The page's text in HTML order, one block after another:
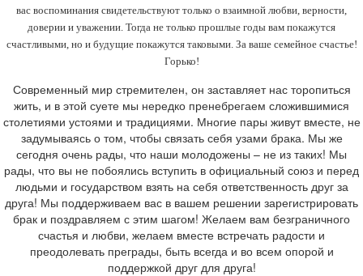
вас воспоминания свидетельствуют только о взаимной любви, верности,
доверии и уважении. Тогда не только прошлые годы вам покажутся
счастливыми, но и будущие покажутся таковыми. За ваше семейное счастье!
Горько!
Современный мир стремителен, он заставляет нас торопиться
жить, и в этой суете мы нередко пренебрегаем сложившимися
столетиями устоями и традициями. Многие пары живут вместе, не
задумываясь о том, чтобы связать себя узами брака. Мы же
сегодня очень рады, что наши молодожены – не из таких! Мы
рады, что вы не побоялись вступить в официальный союз и перед
людьми и государством взять на себя ответственность друг за
друга! Мы поддерживаем вас в вашем решении зарегистрировать
брак и поздравляем с этим шагом! Желаем вам безграничного
счастья и любви, желаем вместе встречать радости и
преодолевать преграды, быть всегда и во всем опорой и
поддержкой друг для друга!